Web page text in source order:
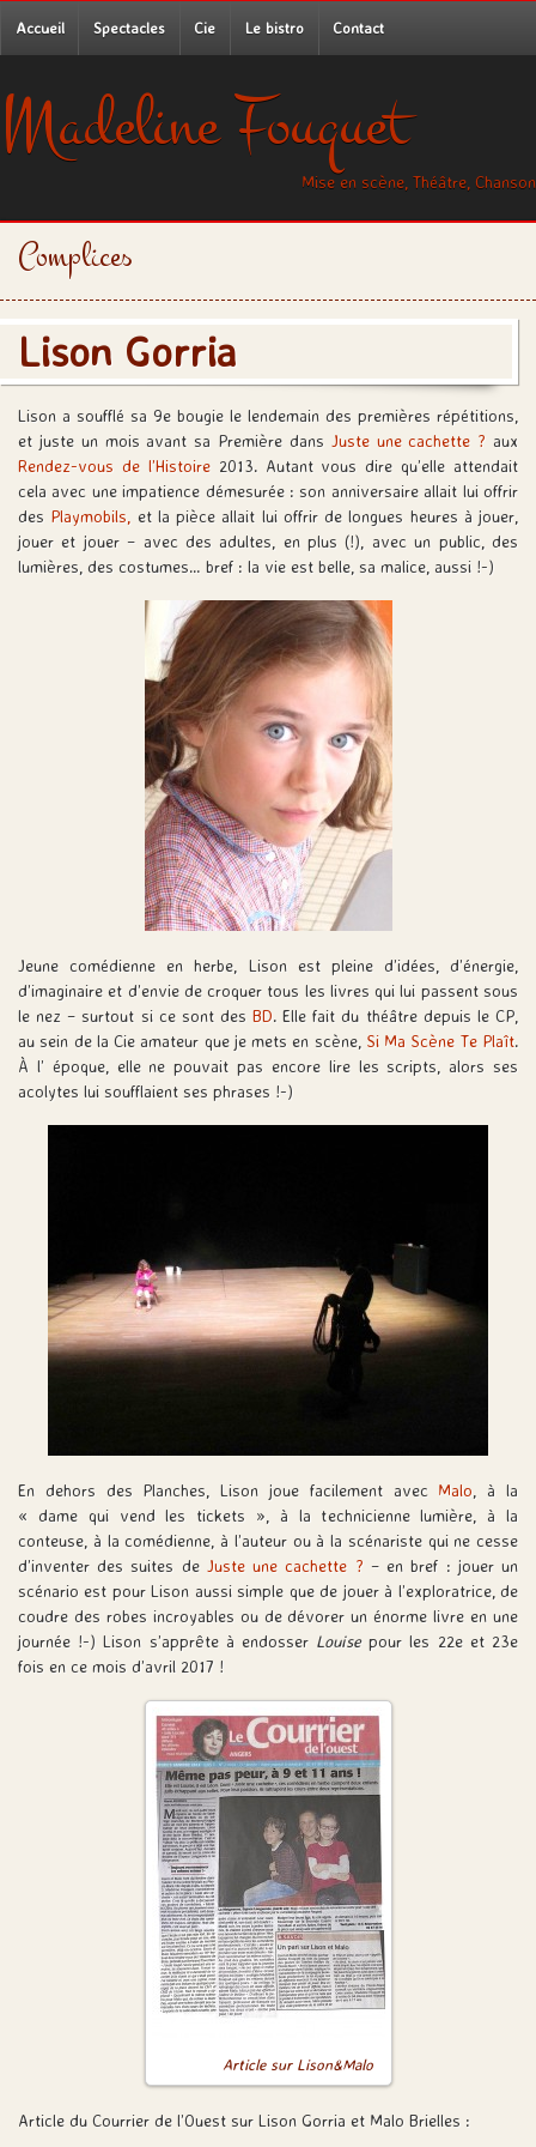
Accueil Spectacles Cie Le bistro Contact
Madeline Fouquet
Mise en scène, Théâtre, Chanson
Complices
Lison Gorria
Lison a soufflé sa 9e bougie le lendemain des premières répétitions,
et juste un mois avant sa Première dans Juste une cachette ? aux
Rendez-vous de l’Histoire2013. Autant vous dire qu’elle attendait
cela avec une impatience démesurée : son anniversaire allait lui offrir
des Playmobils, et la pièce allait lui offrir de longues heures à jouer,
jouer et jouer – avec des adultes, en plus (!), avec un public, des
lumières, des costumes… bref : la vie est belle, sa malice, aussi !-)
Jeune comédienne en herbe, Lison est pleine d’idées, d’énergie,
d’imaginaire et d’envie de croquer tous les livres qui lui passent sous
le nez – surtout si ce sont desBD. Elle fait du théâtre depuis le CP,
au sein de la Cie amateur que je mets en scène, Si Ma Scène Te Plaît.
À l’ époque, elle ne pouvait pas encore lire les scripts, alors ses
acolytes lui soufflaient ses phrases !-)
En dehors des Planches, Lison joue facilement avec Malo , à la
« dame qui vend les tickets », à la technicienne lumière, à la
conteuse, à la comédienne, à l’auteur ou à la scénariste qui ne cesse
d’inventer des suites de Juste une cachette ? – en bref : jouer un
scénario est pour Lison aussi simple que de jouer à l’exploratrice, de
coudre des robes incroyables ou de dévorer un énorme livre en une
journée !-) Lison s’apprête à endosser Louisepour les 22e et 23e
fois en ce mois d’avril 2017 !
Article sur Lison&Malo
Article du Courrier de l’Ouest sur Lison Gorria et Malo Brielles :